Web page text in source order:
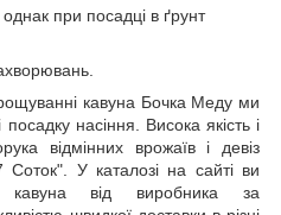
при посадці в ґрунт
кавуна Бочка Меду ми
насіння. Висока якість і
відмінних врожаїв і девіз
Соток". У каталозі на сайті ви
кавуна від виробника за